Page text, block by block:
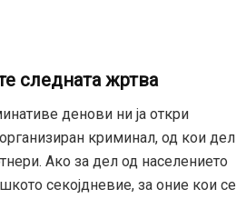
следната жртва
денови ни ја откри
криминал, од кои дел
Ако за дел од населението
секојдневие, за оние кои се